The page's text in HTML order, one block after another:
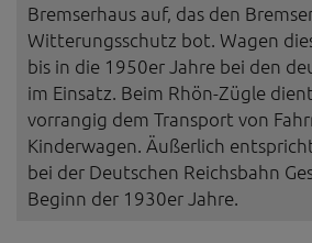
Bremserhaus auf, das den
Witterungsschutz bot. Wagen
bis in die 1950er Jahre bei den
im Einsatz. Beim Rhön-Zügle
vorrangig dem Transport von
Kinderwagen. Äußerlich
bei der Deutschen Reichsbahn
Beginn der 1930er Jahre.